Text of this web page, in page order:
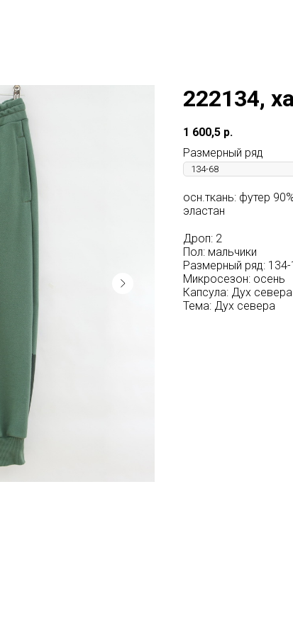
222134,
1 600,5 р.
Размерный ряд
осн.ткань: футер
эластан
Дроп: 2
Пол: мальчики
Размерный ряд:
Микросезон: осень
Капсула: Дух
Тема: Дух севера